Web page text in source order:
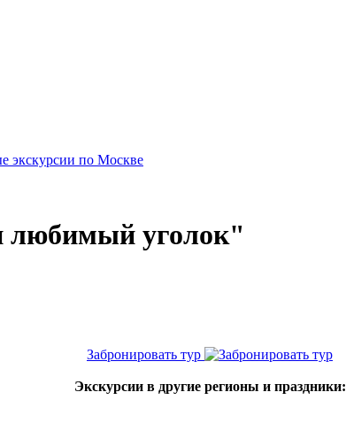
экскурсии по Москве
любимый уголок"
Забронировать тур
Экскурсии в другие регионы и праздники: